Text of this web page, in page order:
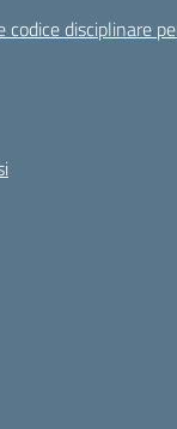
codice disciplinare